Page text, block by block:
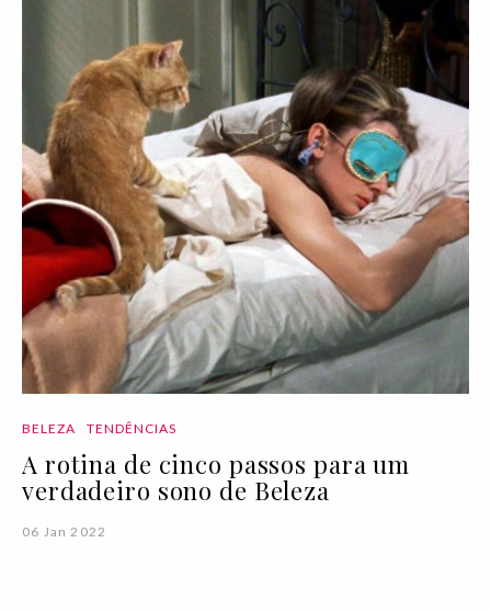
BELEZA TENDÊNCIAS
A rotina de cinco passos para um
verdadeiro sono de Beleza
06 Jan 2022